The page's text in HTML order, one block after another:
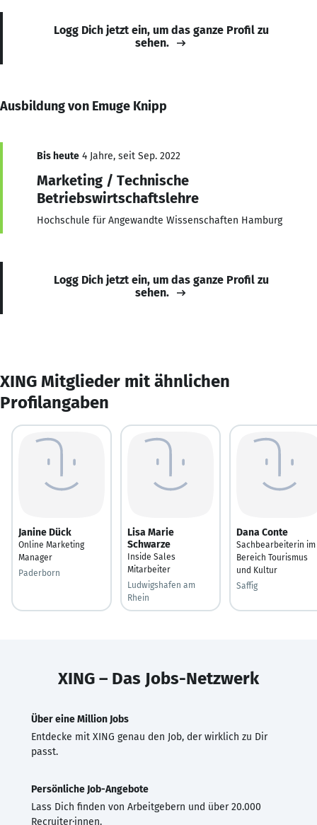
Logg Dich jetzt ein, um das ganze Profil zu
sehen.
Ausbildung von Emuge Knipp
Bis heute 4 Jahre, seit Sep. 2022
Marketing / Technische
Betriebswirtschaftslehre
Hochschule für Angewandte Wissenschaften Hamburg
Logg Dich jetzt ein, um das ganze Profil zu
sehen.
XING Mitglieder mit ähnlichen
Profilangaben
Janine Dück
Online Marketing
Manager
Paderborn
Lisa Marie
Schwarze
Inside Sales
Mitarbeiter
Ludwigshafen am
Rhein
Dana Conte
Sachbearbeiterin im
Bereich Tourismus
und Kultur
Saffig
XING – Das Jobs-Netzwerk
Über eine Million Jobs
Entdecke mit XING genau den Job, der wirklich zu Dir
passt.
Persönliche Job-Angebote
Lass Dich finden von Arbeitgebern und über 20.000
Recruiter·innen.